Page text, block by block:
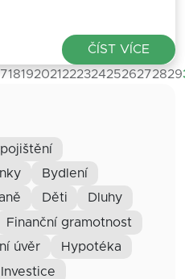
ČÍST VÍCE
181920212223242526272829
bydlení
děti
dluhy
finanční gramotnost
úvěr
hypotéka
Investice